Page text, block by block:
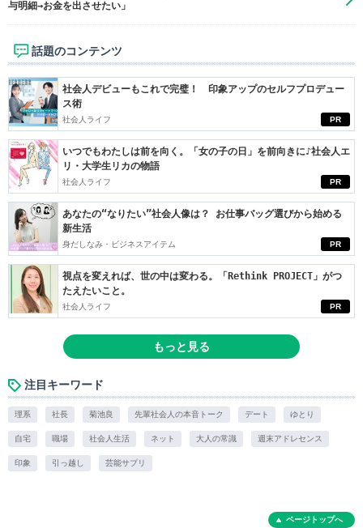
与明細→お金を出させたい」
話題のコンテンツ
PR
社会人デビューもこれで完璧！ 印象アップのセルフプロデュー
ス術
社会人ライフ
PR
いつでもわたしは前を向く。「女の子の日」を前向きに♪社会人エ
リ・大学生リカの物語
社会人ライフ
PR
あなたの“なりたい”社会人像は？ お仕事バッグ選びから始める
新生活
身だしなみ・ビジネスアイテム
PR
視点を変えれば、世の中は変わる。「Rethink PROJECT」がつ
たえたいこと。
社会人ライフ
もっと見る
注目キーワード
理系 社長 菊池良 先輩社会人の本音トーク デート ゆとり
自宅 職場 社会人生活 ネット 大人の常識 週末アドレセンス
印象 引っ越し 芸能サプリ
ページトップへ